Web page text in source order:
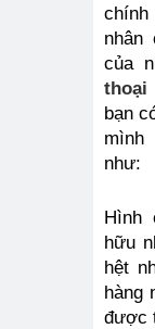
nhân
của
bạn
như:
Hình
hữu
hệt
hàng
được